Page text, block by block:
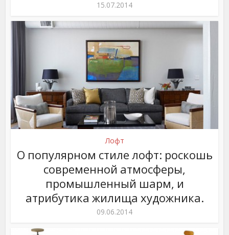
15.07.2014
Лофт
О популярном стиле лофт: роскошь
современной атмосферы,
промышленный шарм, и
атрибутика жилища художника.
09.06.2014